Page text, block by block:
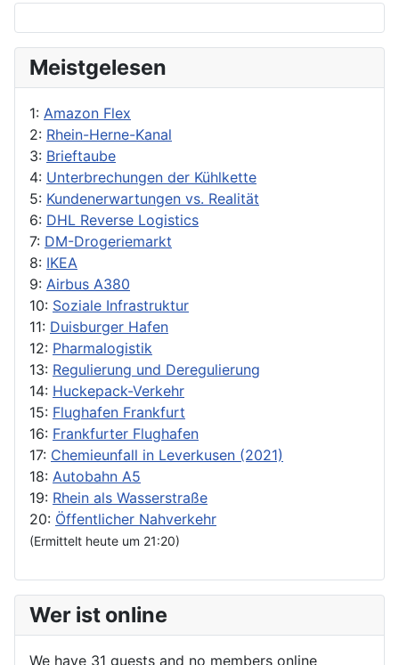
Meistgelesen
1: Amazon Flex
2: Rhein-Herne-Kanal
3: Brieftaube
4: Unterbrechungen der Kühlkette
5: Kundenerwartungen vs. Realität
6: DHL Reverse Logistics
7: DM-Drogeriemarkt
8: IKEA
9: Airbus A380
10: Soziale Infrastruktur
11: Duisburger Hafen
12: Pharmalogistik
13: Regulierung und Deregulierung
14: Huckepack-Verkehr
15: Flughafen Frankfurt
16: Frankfurter Flughafen
17: Chemieunfall in Leverkusen (2021)
18: Autobahn A5
19: Rhein als Wasserstraße
20: Öffentlicher Nahverkehr
(Ermittelt heute um 21:20)
Wer ist online
We have 31 guests and no members online